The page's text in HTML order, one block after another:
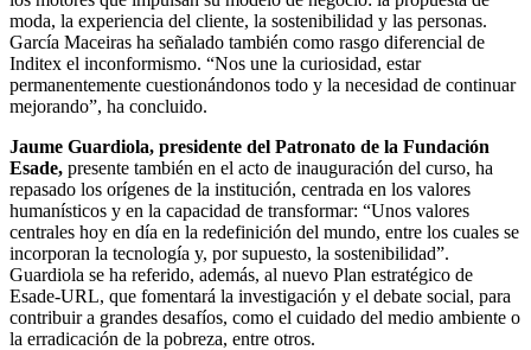
moda, la experiencia del cliente, la sostenibilidad y las personas.
García Maceiras ha señalado también como rasgo diferencial de
Inditex el inconformismo. “Nos une la curiosidad, estar
permanentemente cuestionándonos todo y la necesidad de continuar
mejorando”, ha concluido.
Jaume Guardiola, presidente del Patronato de la Fundación
Esade, presente también en el acto de inauguración del curso, ha
repasado los orígenes de la institución, centrada en los valores
humanísticos y en la capacidad de transformar: “Unos valores
centrales hoy en día en la redefinición del mundo, entre los cuales se
incorporan la tecnología y, por supuesto, la sostenibilidad”.
Guardiola se ha referido, además, al nuevo Plan estratégico de
Esade-URL, que fomentará la investigación y el debate social, para
contribuir a grandes desafíos, como el cuidado del medio ambiente o
la erradicación de la pobreza, entre otros.